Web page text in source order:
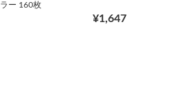
ラー 160枚
¥1,647